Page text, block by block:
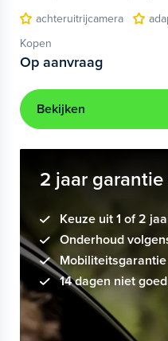
achteruitrijcamera
Kopen
Op aanvraag
Bekijken
2 jaar
Keuze uit 1 of 2
Onderhoud
Mobiliteitsgarantie
14 dagen niet